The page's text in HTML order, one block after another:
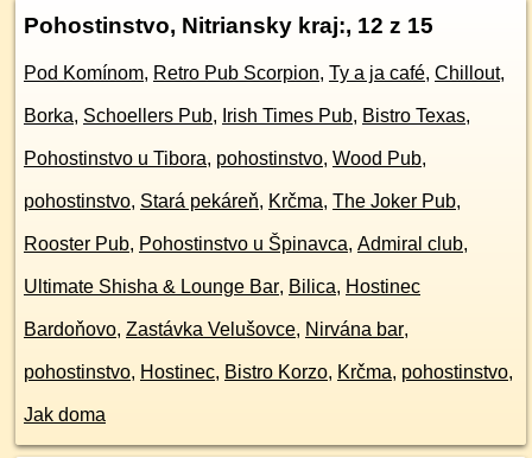
Pohostinstvo, Nitriansky kraj:, 12 z 15
Pod Komínom, Retro Pub Scorpion, Ty a ja café, Chillout,
Borka, Schoellers Pub, Irish Times Pub, Bistro Texas,
Pohostinstvo u Tibora, pohostinstvo, Wood Pub,
pohostinstvo, Stará pekáreň, Krčma, The Joker Pub,
Rooster Pub, Pohostinstvo u Špinavca, Admiral club,
Ultimate Shisha & Lounge Bar, Bilica, Hostinec
Bardoňovo, Zastávka Velušovce, Nirvána bar,
pohostinstvo, Hostinec, Bistro Korzo, Krčma, pohostinstvo,
Jak doma